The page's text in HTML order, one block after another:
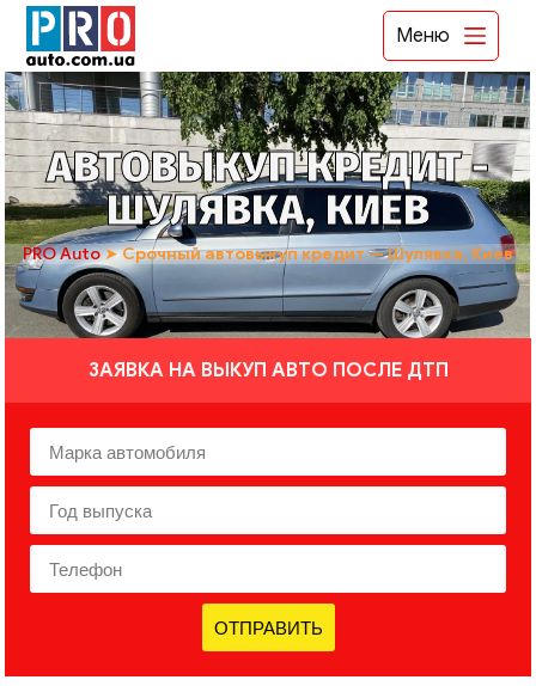
Меню
АВТОВЫКУП КРЕДИТ -
ШУЛЯВКА, КИЕВ
PRO Auto➤Срочный автовыкуп кредит — Шулявка, Киев
ЗАЯВКА НА ВЫКУП АВТО ПОСЛЕ ДТП
ОТПРАВИТЬ